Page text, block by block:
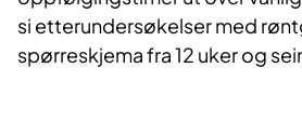
si etterundersøkelser med
spørreskjema fra 12 uker og